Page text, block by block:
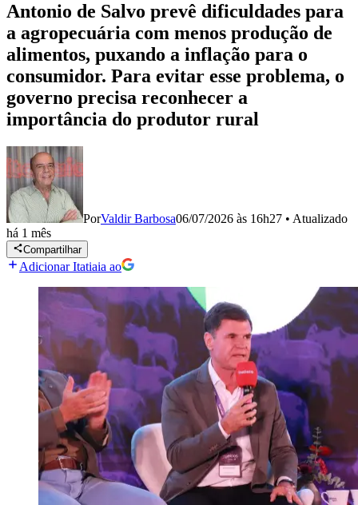
Antonio de Salvo prevê dificuldades para
a agropecuária com menos produção de
alimentos, puxando a inflação para o
consumidor. Para evitar esse problema, o
governo precisa reconhecer a
importância do produtor rural
PorValdir Barbosa06/07/2026 às 16h27 • Atualizado
há 1 mês
Compartilhar
Adicionar Itatiaia ao